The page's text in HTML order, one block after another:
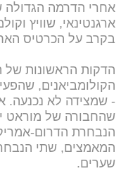
אחרי הדרמה
ארגנטינאי, שוויץ
בקרב על הכרטיס
הדקות הראשונות
הקולומביאנים,
- שמצידה לא נכנעה.
שהחבורה של מוראט
הנבחרת הדרום-
המאמצים, שתי
שערים.